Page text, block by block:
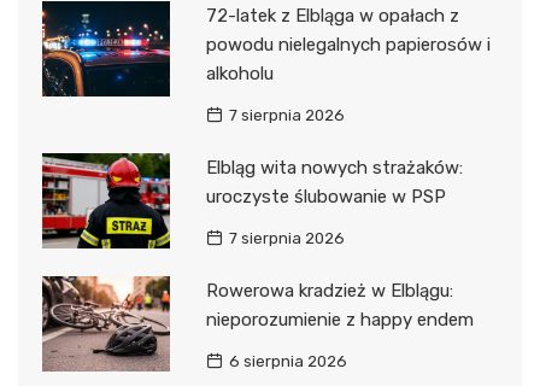
72-latek z Elbląga w opałach z
powodu nielegalnych papierosów i
alkoholu
7 sierpnia 2026
Elbląg wita nowych strażaków:
uroczyste ślubowanie w PSP
7 sierpnia 2026
Rowerowa kradzież w Elblągu:
nieporozumienie z happy endem
6 sierpnia 2026